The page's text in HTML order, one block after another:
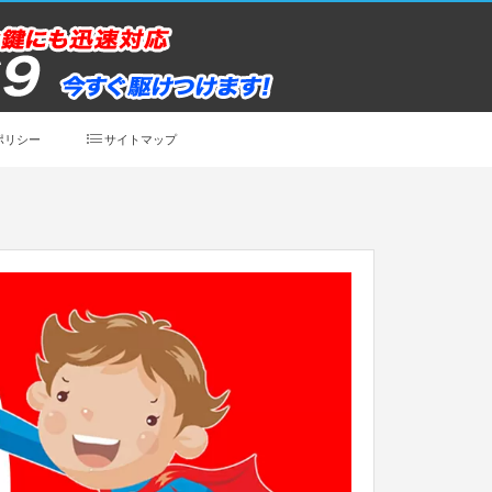
リシー サイトマップ